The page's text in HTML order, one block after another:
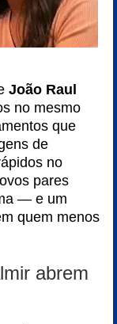
João Raul
no mesmo
que
de
no
pares
— e um
quem menos
abrem